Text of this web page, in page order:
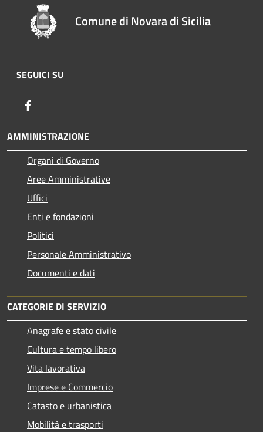
Comune di Novara di Sicilia
SEGUICI SU
AMMINISTRAZIONE
Organi di Governo
Aree Amministrative
Uffici
Enti e fondazioni
Politici
Personale Amministrativo
Documenti e dati
CATEGORIE DI SERVIZIO
Anagrafe e stato civile
Cultura e tempo libero
Vita lavorativa
Imprese e Commercio
Catasto e urbanistica
Mobilità e trasporti